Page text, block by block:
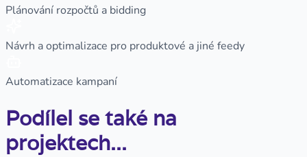
Plánování rozpočtů a bidding
Návrh a optimalizace pro produktové a jiné feedy
Automatizace kampaní
Podílel se také na
projektech...